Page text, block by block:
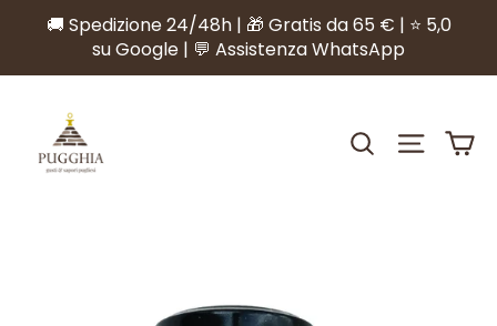
direttamente
contenuti
🚚 Spedizione 24/48h | 🎁 Gratis da 65 € | ⭐ 5,0
su Google | 💬 Assistenza WhatsApp
CERCA